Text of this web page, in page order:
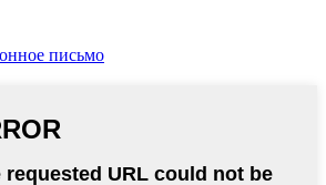
письмо